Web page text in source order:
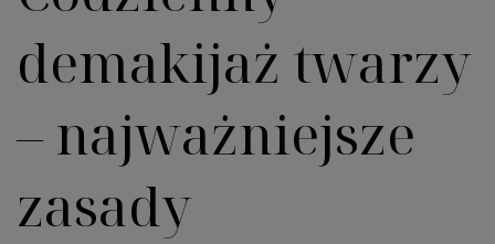
demakijaż twarzy
– najważniejsze
zasady